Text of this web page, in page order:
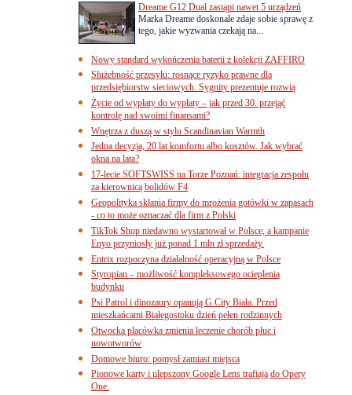
Dreame G12 Dual zastąpi nawet 5 urządzeń
Marka Dreame doskonale zdaje sobie sprawę z
tego, jakie wyzwania czekają na...
Nowy standard wykończenia baterii z kolekcji ZAFFIRO
Służebność przesyłu: rosnące ryzyko prawne dla
przedsiębiorstw sieciowych. Sygnity prezentuje rozwią
Życie od wypłaty do wypłaty – jak przed 30. przejąć
kontrolę nad swoimi finansami?
Wnętrza z duszą w stylu Scandinavian Warmth
Jedna decyzja, 20 lat komfortu albo kosztów. Jak wybrać
okna na lata?
17-lecie SOFTSWISS na Torze Poznań: integracja zespołu
za kierownicą bolidów F4
Geopolityka skłania firmy do mrożenia gotówki w zapasach
- co to może oznaczać dla firm z Polski
TikTok Shop niedawno wystartował w Polsce, a kampanie
Enyo przyniosły już ponad 1 mln zł sprzedaży.
Entrix rozpoczyna działalność operacyjną w Polsce
Styropian – możliwość kompleksowego ocieplenia
budynku
Psi Patrol i dinozaury opanują G City Biała. Przed
mieszkańcami Białegostoku dzień pełen rodzinnych
Otwocka placówka zmienia leczenie chorób płuc i
nowotworów
Domowe biuro: pomysł zamiast miejsca
Pionowe karty i ulepszony Google Lens trafiają do Opery
One.